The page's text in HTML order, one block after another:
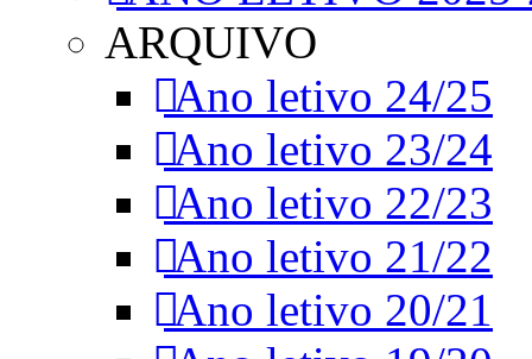
ARQUIVO
Ano letivo 24/25
Ano letivo 23/24
Ano letivo 22/23
Ano letivo 21/22
Ano letivo 20/21